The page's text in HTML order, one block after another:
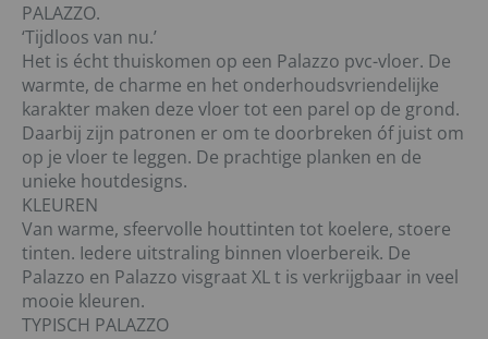
PALAZZO.
‘Tijdloos van nu.’
Het is écht thuiskomen op een Palazzo pvc-vloer. De
warmte, de charme en het onderhoudsvriendelijke
karakter maken deze vloer tot een parel op de grond.
Daarbij zijn patronen er om te doorbreken óf juist om
op je vloer te leggen. De prachtige planken en de
unieke houtdesigns.
KLEUREN
Van warme, sfeervolle houttinten tot koelere, stoere
tinten. Iedere uitstraling binnen vloerbereik. De
Palazzo en Palazzo visgraat XL t is verkrijgbaar in veel
mooie kleuren.
TYPISCH PALAZZO